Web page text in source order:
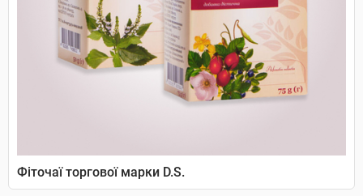
Фіточаї торгової марки D.S.